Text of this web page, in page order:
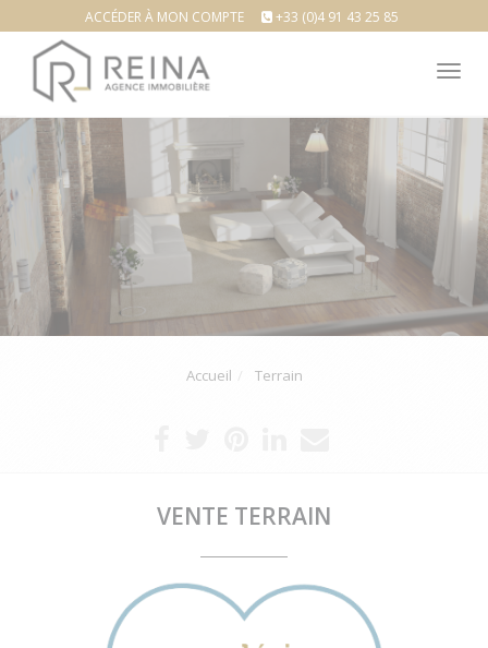
ACCÉDER À MON COMPTE +33 (0)4 91 43 25 85
Accueil Terrain
VENTE TERRAIN